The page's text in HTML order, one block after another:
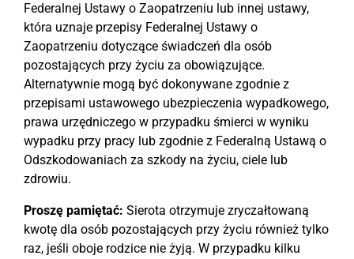
Federalnej Ustawy o Zaopatrzeniu lub innej ustawy,
która uznaje przepisy Federalnej Ustawy o
Zaopatrzeniu dotyczące świadczeń dla osób
pozostających przy życiu za obowiązujące.
Alternatywnie mogą być dokonywane zgodnie z
przepisami ustawowego ubezpieczenia wypadkowego,
prawa urzędniczego w przypadku śmierci w wyniku
wypadku przy pracy lub zgodnie z Federalną Ustawą o
Odszkodowaniach za szkody na życiu, ciele lub
zdrowiu.
Proszę pamiętać: Sierota otrzymuje zryczałtowaną
kwotę dla osób pozostających przy życiu również tylko
raz, jeśli oboje rodzice nie żyją. W przypadku kilku